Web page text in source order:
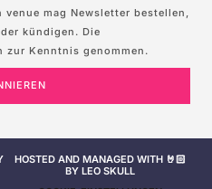
mag Newsletter bestellen,
kündigen. Die
zur Kenntnis genommen.
HOSTED AND MANAGED WITH 🤘🏻
BY LEO SKULL